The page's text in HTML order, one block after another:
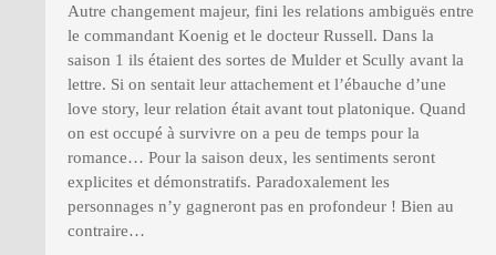
Autre changement majeur, fini les relations ambiguës entre
le commandant Koenig et le docteur Russell. Dans la
saison 1 ils étaient des sortes de Mulder et Scully avant la
lettre. Si on sentait leur attachement et l’ébauche d’une
love story, leur relation était avant tout platonique. Quand
on est occupé à survivre on a peu de temps pour la
romance… Pour la saison deux, les sentiments seront
explicites et démonstratifs. Paradoxalement les
personnages n’y gagneront pas en profondeur ! Bien au
contraire…